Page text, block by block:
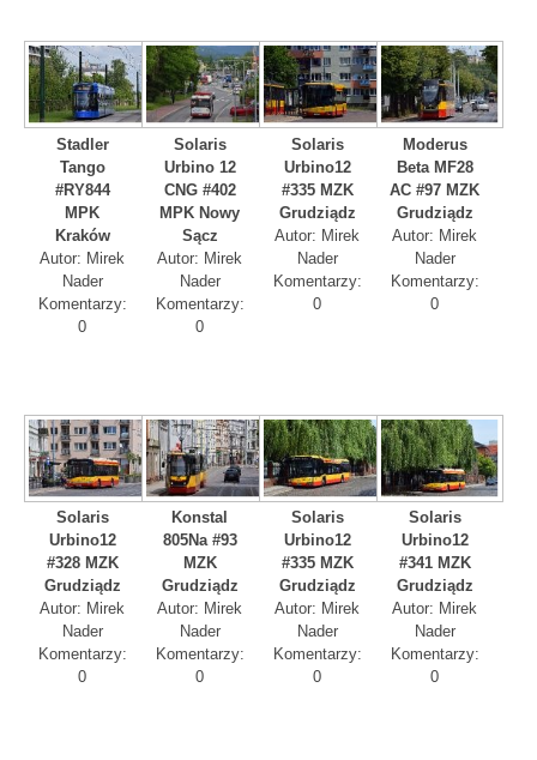
Stadler
Tango
#RY844
MPK
Kraków
Autor: Mirek
Nader
Komentarzy:
0
Solaris
Urbino 12
CNG #402
MPK Nowy
Sącz
Autor: Mirek
Nader
Komentarzy:
0
Solaris
Urbino12
#335 MZK
Grudziądz
Autor: Mirek
Nader
Komentarzy:
0
Moderus
Beta MF28
AC #97 MZK
Grudziądz
Autor: Mirek
Nader
Komentarzy:
0
Solaris
Urbino12
#328 MZK
Grudziądz
Autor: Mirek
Nader
Komentarzy:
0
Konstal
805Na #93
MZK
Grudziądz
Autor: Mirek
Nader
Komentarzy:
0
Solaris
Urbino12
#335 MZK
Grudziądz
Autor: Mirek
Nader
Komentarzy:
0
Solaris
Urbino12
#341 MZK
Grudziądz
Autor: Mirek
Nader
Komentarzy:
0